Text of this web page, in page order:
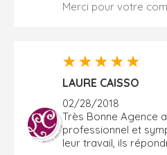
Merci pour votre
LAURE CAISSO
02/28/2018
Très Bonne Agence
professionnel et
leur travail, ils